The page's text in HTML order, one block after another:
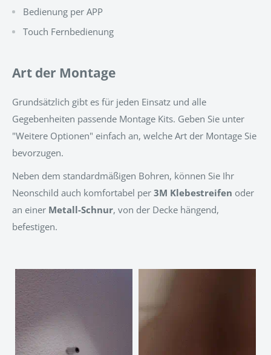
Bedienung per APP
Touch Fernbedienung
Art der Montage
Grundsätzlich gibt es für jeden Einsatz und alle
Gegebenheiten passende Montage Kits. Geben Sie unter
"Weitere Optionen" einfach an, welche Art der Montage Sie
bevorzugen.
Neben dem standardmäßigen Bohren, können Sie Ihr
Neonschild auch komfortabel per 3M Klebestreifen oder
an einer Metall-Schnur, von der Decke hängend,
befestigen.